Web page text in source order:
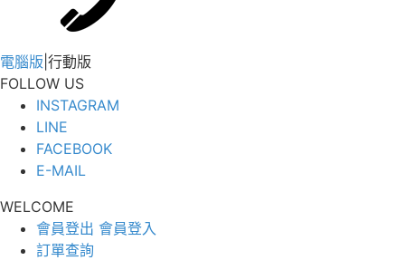
電腦版 行動版
FOLLOW US
INSTAGRAM
LINE
FACEBOOK
E-MAIL
WELCOME
會員登出 會員登入
訂單查詢